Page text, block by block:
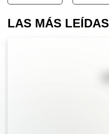
LAS MÁS LEÍDAS